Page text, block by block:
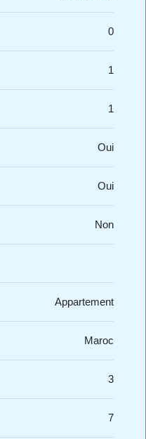
0
1
1
Oui
Oui
Non
Appartement
Maroc
3
7